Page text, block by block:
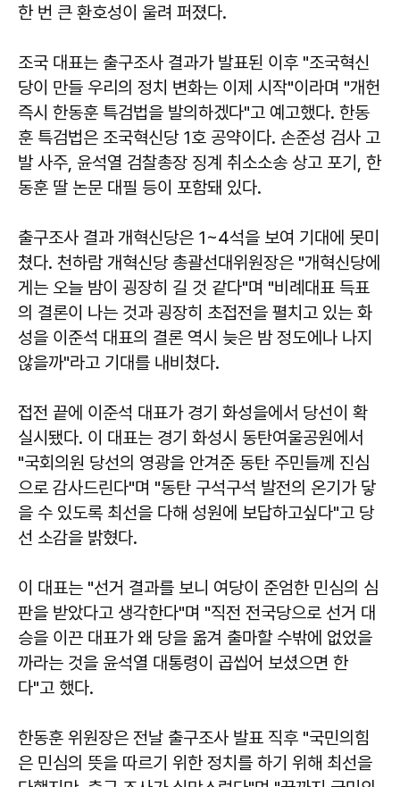
한 번 큰 환호성이 울려 퍼졌다.
조국 대표는 출구조사 결과가 발표된 이후 "조국혁신
당이 만들 우리의 정치 변화는 이제 시작"이라며 "개헌
즉시 한동훈 특검법을 발의하겠다"고 예고했다. 한동
훈 특검법은 조국혁신당 1호 공약이다. 손준성 검사 고
발 사주, 윤석열 검찰총장 징계 취소소송 상고 포기, 한
동훈 딸 논문 대필 등이 포함돼 있다.
출구조사 결과 개혁신당은 1~4석을 보여 기대에 못미
쳤다. 천하람 개혁신당 총괄선대위원장은 "개혁신당에
게는 오늘 밤이 굉장히 길 것 같다"며 "비례대표 득표
의 결론이 나는 것과 굉장히 초접전을 펼치고 있는 화
성을 이준석 대표의 결론 역시 늦은 밤 정도에나 나지
않을까"라고 기대를 내비쳤다.
접전 끝에 이준석 대표가 경기 화성을에서 당선이 확
실시됐다. 이 대표는 경기 화성시 동탄여울공원에서
"국회의원 당선의 영광을 안겨준 동탄 주민들께 진심
으로 감사드린다"며 "동탄 구석구석 발전의 온기가 닿
을 수 있도록 최선을 다해 성원에 보답하고싶다"고 당
선 소감을 밝혔다.
이 대표는 "선거 결과를 보니 여당이 준엄한 민심의 심
판을 받았다고 생각한다"며 "직전 전국당으로 선거 대
승을 이끈 대표가 왜 당을 옮겨 출마할 수밖에 없었을
까라는 것을 윤석열 대통령이 곱씹어 보셨으면 한
다"고 했다.
한동훈 위원장은 전날 출구조사 발표 직후 "국민의힘
은 민심의 뜻을 따르기 위한 정치를 하기 위해 최선을